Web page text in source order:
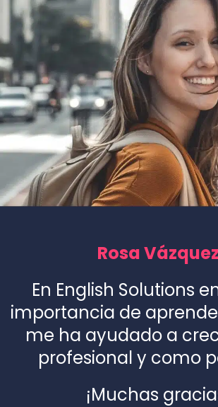
Rosa Vázquez
En English Solutions
importancia de
me ha ayudado a
profesional y como
¡Muchas